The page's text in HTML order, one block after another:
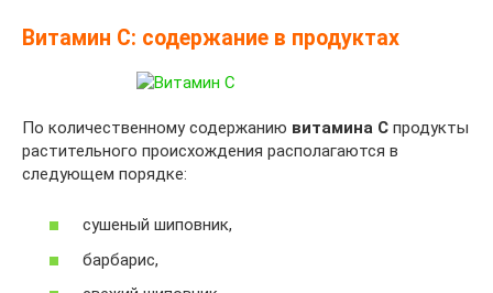
Витамин C: содержание в продуктах
По количественному содержанию витамина С продукты
растительного происхождения располагаются в
следующем порядке:
сушеный шиповник,
барбарис,